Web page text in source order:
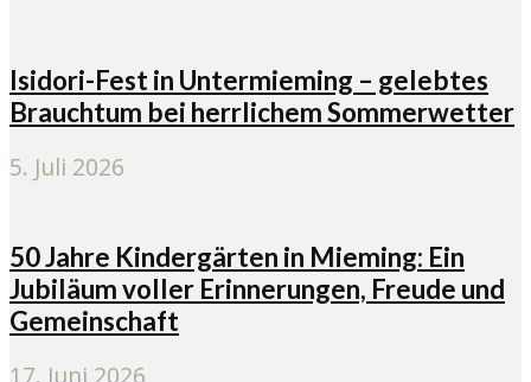
Isidori-Fest in Untermieming – gelebtes
Brauchtum bei herrlichem Sommerwetter
5. Juli 2026
50 Jahre Kindergärten in Mieming: Ein
Jubiläum voller Erinnerungen, Freude und
Gemeinschaft
17. Juni 2026